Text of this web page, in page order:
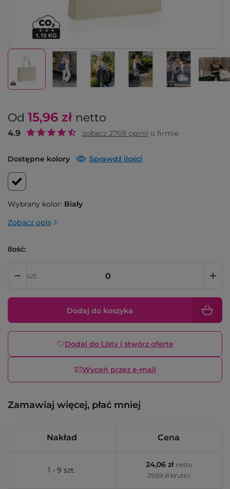
Od 15,96 zł netto
4.9 zobacz 2769 opinii o firmie
Dostępne kolory Sprawdź ilości
Wybrany kolor: Biały
Zobacz opis
Ilość:
szt.
Dodaj do koszyka
Dodaj do Listy i stwórz ofertę
Wyceń przez e-mail
Zamawiaj więcej, płać mniej
Nakład Cena
1 - 9 szt.
24,06 zł netto
29,59 zł brutto